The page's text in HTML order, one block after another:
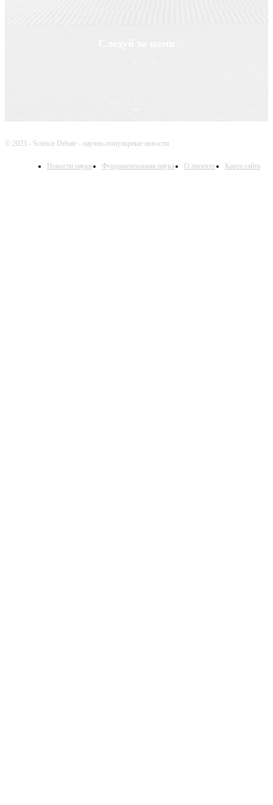
© 2023 - Science Debate - научно-популярные новости
Новости науки Фундаментальная наука О проекте Карта сайта